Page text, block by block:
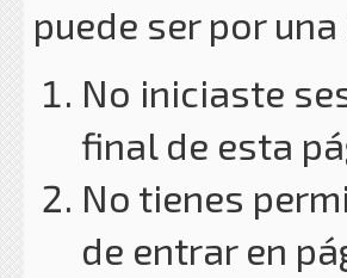
puede ser por
No iniciaste
final de esta
No tienes
de entrar en